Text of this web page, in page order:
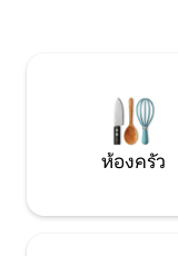
ห้องครัว